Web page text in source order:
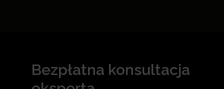
Bezpłatna konsultacja